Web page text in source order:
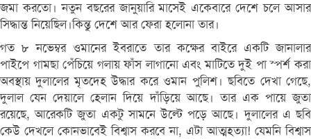
জমা করতো। নতুন বছরের জানুয়ারি মাসেই একেবারে দেশে চলে আসার
সিদ্ধান্ত নিয়েছিল।কিন্তু দেশে আর ফেরা হলোনা তার।
গত ৮ নভেম্বর ওমানের ইবরাতে তার কক্ষের বাইরে একটি জানালার
পাইপে গামছা পেঁচিয়ে গলায় ফাঁস লাগানো এবং মাটিতে দুই পা স্পর্শ করা
অবস্থায় দুলালের মৃতদেহ উদ্ধার করে ওমান পুলিশ। ছবিতে দেখা গেছে,
দুলাল যেন দেয়ালে হেলান দিয়ে দাঁড়িয়ে আছে। তার এক পায়ে জুতা
রয়েছে, আরেকটি জুতা একটু সামনে উল্টে পড়ে আছে। দুলালের এ ছবি
কেউ দেখলে কোনভাবেই বিশ্বাস করবে না, এটা আত্মহত্যা! যেমনি বিশ্বাস